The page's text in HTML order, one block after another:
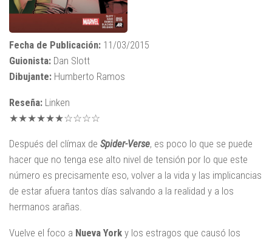
Fecha de Publicación: 11/03/2015
Guionista: Dan Slott
Dibujante: Humberto Ramos
Reseña: Linken
★★★★★★☆☆☆☆
Después del clímax de Spider-Verse, es poco lo que se puede
hacer que no tenga ese alto nivel de tensión por lo que este
número es precisamente eso, volver a la vida y las implicancias
de estar afuera tantos días salvando a la realidad y a los
hermanos arañas.
Vuelve el foco a Nueva York y los estragos que causó los